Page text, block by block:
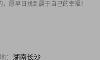
愿早日找到属于自己的幸福！
： 湖南长沙